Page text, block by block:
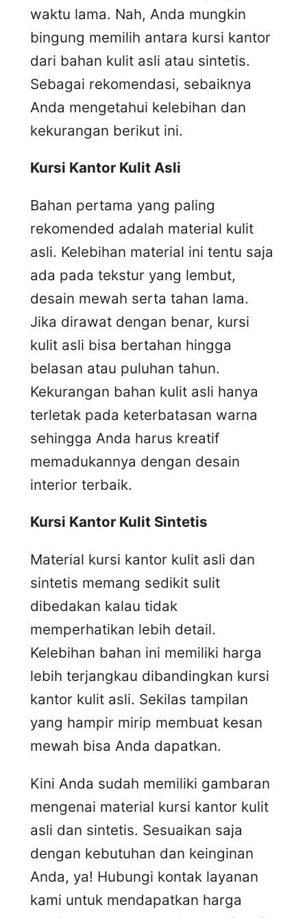
waktu lama. Nah, Anda mungkin
bingung memilih antara kursi kantor
dari bahan kulit asli atau sintetis.
Sebagai rekomendasi, sebaiknya
Anda mengetahui kelebihan dan
kekurangan berikut ini.
Kursi Kantor Kulit Asli
Bahan pertama yang paling
rekomended adalah material kulit
asli. Kelebihan material ini tentu saja
ada pada tekstur yang lembut,
desain mewah serta tahan lama.
Jika dirawat dengan benar, kursi
kulit asli bisa bertahan hingga
belasan atau puluhan tahun.
Kekurangan bahan kulit asli hanya
terletak pada keterbatasan warna
sehingga Anda harus kreatif
memadukannya dengan desain
interior terbaik.
Kursi Kantor Kulit Sintetis
Material kursi kantor kulit asli dan
sintetis memang sedikit sulit
dibedakan kalau tidak
memperhatikan lebih detail.
Kelebihan bahan ini memiliki harga
lebih terjangkau dibandingkan kursi
kantor kulit asli. Sekilas tampilan
yang hampir mirip membuat kesan
mewah bisa Anda dapatkan.
Kini Anda sudah memiliki gambaran
mengenai material kursi kantor kulit
asli dan sintetis. Sesuaikan saja
dengan kebutuhan dan keinginan
Anda, ya! Hubungi kontak layanan
kami untuk mendapatkan harga